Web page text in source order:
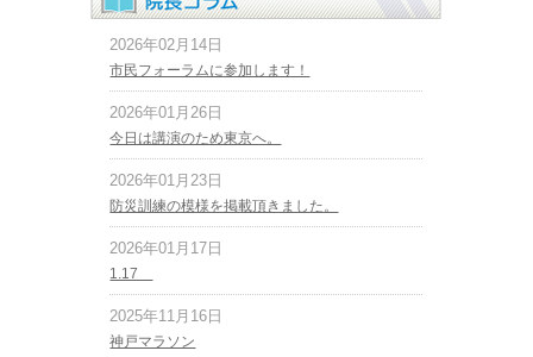
2026年02月14日
市民フォーラムに参加します！
2026年01月26日
今日は講演のため東京へ。
2026年01月23日
防災訓練の模様を掲載頂きました。
2026年01月17日
1.17
2025年11月16日
神戸マラソン